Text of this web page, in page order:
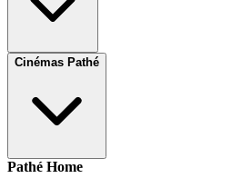
Cinémas Pathé
Pathé Home